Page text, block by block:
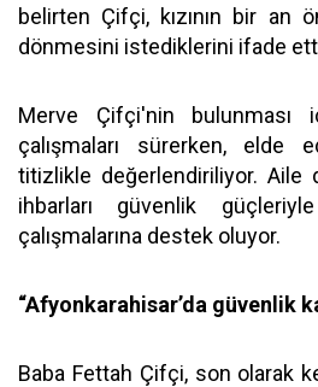
belirten Çifçi, kızının bir an
dönmesini istediklerini ifade
Merve Çifçi'nin bulunması
çalışmaları sürerken, elde
titizlikle değerlendiriliyor. Aile
ihbarları güvenlik
çalışmalarına destek oluyor.
“Afyonkarahisar’da güvenlik
Baba Fettah Çifçi, son olarak